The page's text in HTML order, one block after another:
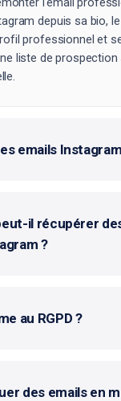
depuis sa bio,
professionnel et
liste de prospection
emails
il récupérer
?
au RGPD ?
des emails en